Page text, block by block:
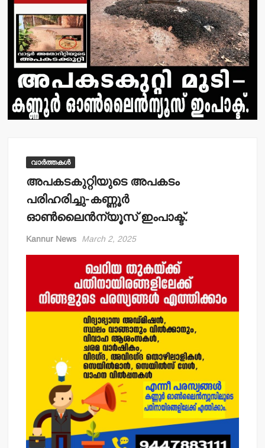
വാർത്തകൾ
അപകടകുറ്റിയുടെ അപകടം
പരിഹരിച്ചു-കണ്ണൂര്‍
ഓണ്‍ലൈന്‍ന്യൂസ് ഇംപാക്ട്.
Kannur News March 2, 2025